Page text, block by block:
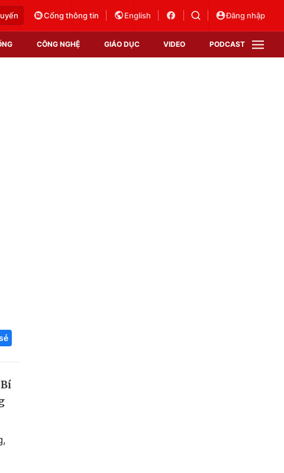
Cổng thông tin English Đăng nhập
CÔNG NGHỆ GIÁO DỤC VIDEO PODCAST
nghệ tương lai